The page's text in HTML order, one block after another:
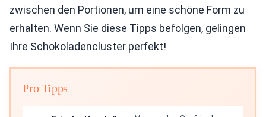
zwischen den Portionen, um eine schöne Form zu
erhalten. Wenn Sie diese Tipps befolgen, gelingen
Ihre Schokoladencluster perfekt!
Pro Tipps